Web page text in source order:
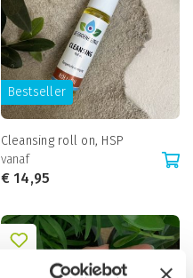
Bestseller
Cleansing roll on, HSP
vanaf
€14,95